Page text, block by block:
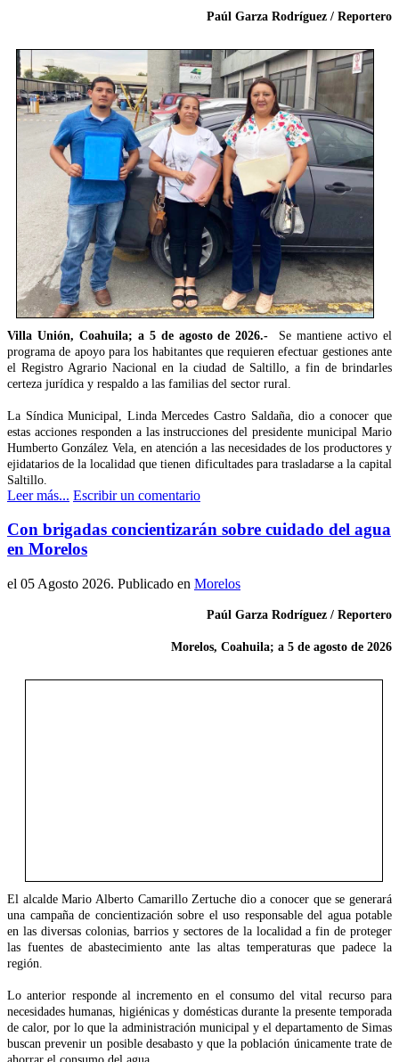
Paúl Garza Rodríguez / Reportero
Villa Unión, Coahuila; a 5 de agosto de 2026.-
Se mantiene activo el
programa de apoyo para los habitantes que requieren efectuar gestiones ante
el Registro Agrario Nacional en la ciudad de Saltillo, a fin de brindarles
certeza jurídica y respaldo a las familias del sector rural.
La Síndica Municipal, Linda Mercedes Castro Saldaña, dio a conocer que
estas acciones responden a las instrucciones del presidente municipal Mario
Humberto González Vela, en atención a las necesidades de los productores y
ejidatarios de la localidad que tienen dificultades para trasladarse a la capital
Saltillo.
Leer más... Escribir un comentario
Con brigadas concientizarán sobre cuidado del agua
en Morelos
el 05 Agosto 2026. Publicado en Morelos
Paúl Garza Rodríguez / Reportero
Morelos, Coahuila; a 5 de agosto de 2026
El alcalde Mario Alberto Camarillo Zertuche dio a conocer que se generará
una campaña de concientización sobre el uso responsable del agua potable
en las diversas colonias, barrios y sectores de la localidad a fin de proteger
las fuentes de abastecimiento ante las altas temperaturas que padece la
región.
Lo anterior responde al incremento en el consumo del vital recurso para
necesidades humanas, higiénicas y domésticas durante la presente temporada
de calor, por lo que la administración municipal y el departamento de Simas
buscan prevenir un posible desabasto y que la población únicamente trate de